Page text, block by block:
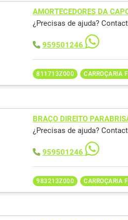
AMORTECEDORES DA
¿Precisas de ajuda?
959501246
811713Z000 CARROÇARIA
BRAÇO DIREITO
¿Precisas de ajuda?
959501246
983213Z000 CARROÇARIA